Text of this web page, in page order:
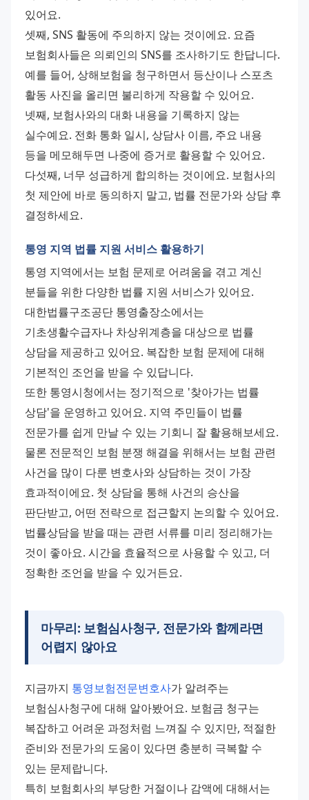
있어요.
셋째, SNS 활동에 주의하지 않는 것이에요. 요즘
보험회사들은 의뢰인의 SNS를 조사하기도 한답니다.
예를 들어, 상해보험을 청구하면서 등산이나 스포츠
활동 사진을 올리면 불리하게 작용할 수 있어요.
넷째, 보험사와의 대화 내용을 기록하지 않는
실수예요. 전화 통화 일시, 상담사 이름, 주요 내용
등을 메모해두면 나중에 증거로 활용할 수 있어요.
다섯째, 너무 성급하게 합의하는 것이에요. 보험사의
첫 제안에 바로 동의하지 말고, 법률 전문가와 상담 후
결정하세요.
통영 지역 법률 지원 서비스 활용하기
통영 지역에서는 보험 문제로 어려움을 겪고 계신
분들을 위한 다양한 법률 지원 서비스가 있어요.
대한법률구조공단 통영출장소에서는
기초생활수급자나 차상위계층을 대상으로 법률
상담을 제공하고 있어요. 복잡한 보험 문제에 대해
기본적인 조언을 받을 수 있답니다.
또한 통영시청에서는 정기적으로 '찾아가는 법률
상담'을 운영하고 있어요. 지역 주민들이 법률
전문가를 쉽게 만날 수 있는 기회니 잘 활용해보세요.
물론 전문적인 보험 분쟁 해결을 위해서는 보험 관련
사건을 많이 다룬 변호사와 상담하는 것이 가장
효과적이에요. 첫 상담을 통해 사건의 승산을
판단받고, 어떤 전략으로 접근할지 논의할 수 있어요.
법률상담을 받을 때는 관련 서류를 미리 정리해가는
것이 좋아요. 시간을 효율적으로 사용할 수 있고, 더
정확한 조언을 받을 수 있거든요.
마무리: 보험심사청구, 전문가와 함께라면
어렵지 않아요
지금까지 통영보험전문변호사가 알려주는
보험심사청구에 대해 알아봤어요. 보험금 청구는
복잡하고 어려운 과정처럼 느껴질 수 있지만, 적절한
준비와 전문가의 도움이 있다면 충분히 극복할 수
있는 문제랍니다.
특히 보험회사의 부당한 거절이나 감액에 대해서는